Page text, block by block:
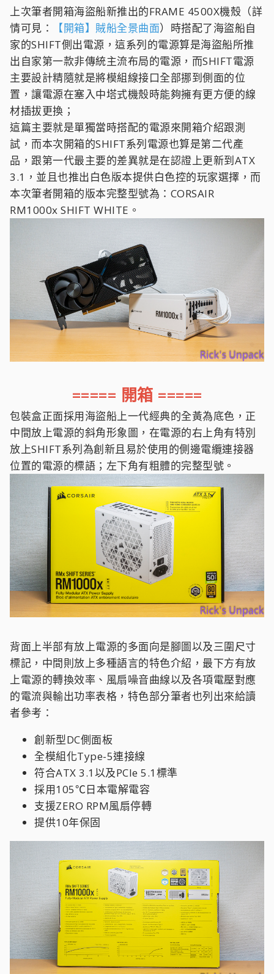
上次筆者開箱海盜船新推出的FRAME 4500X機殼（詳
情可見：
【開箱】賊船全景曲面）時搭配了海盜船自
家的SHIFT側出電源，這系列的電源算是海盜船所推
出自家第一款非傳統主流布局的電源，而SHIFT電源
主要設計精隨就是將模組線接口全部挪到側面的位
置，讓電源在塞入中塔式機殼時能夠擁有更方便的線
材插拔更換；
這篇主要就是單獨當時搭配的電源來開箱介紹跟測
試，而本次開箱的SHIFT系列電源也算是第二代產
品，跟第一代最主要的差異就是在認證上更新到ATX
3.1，並且也推出白色版本提供白色控的玩家選擇，而
本次筆者開箱的版本完整型號為：CORSAIR
RM1000x SHIFT WHITE。
===== 開箱 =====
包裝盒正面採用海盜船上一代經典的全黃為底色，正
中間放上電源的斜角形象圖，在電源的右上角有特別
放上SHIFT系列為創新且易於使用的側邊電纜連接器
位置的電源的標語；左下角有粗體的完整型號。
背面上半部有放上電源的多面向是腳圖以及三圍尺寸
標記，中間則放上多種語言的特色介紹，最下方有放
上電源的轉換效率、風扇噪音曲線以及各項電壓對應
的電流與輸出功率表格，特色部分筆者也列出來給讀
者參考：
創新型DC側面板
全模組化Type-5連接線
符合ATX 3.1以及PCIe 5.1標準
採用105℃日本電解電容
支援ZERO RPM風扇停轉
提供10年保固